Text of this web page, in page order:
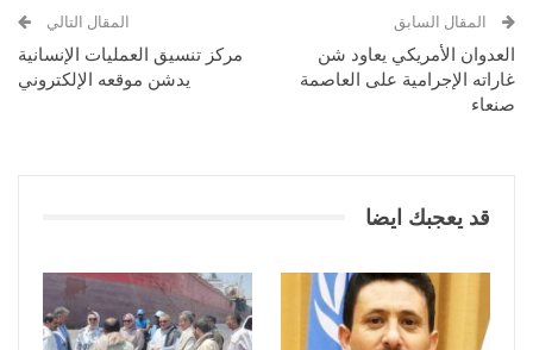
المقال السابق
العدوان الأمريكي يعاود شن
غاراته الإجرامية على العاصمة
صنعاء
المقال التالي
مركز تنسيق العمليات الإنسانية
يدشن موقعه الإلكتروني
قد يعجبك ايضا